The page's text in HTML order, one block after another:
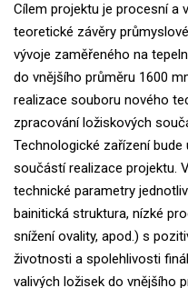
Cílem projektu je procesní a
teoretické závěry
vývoje zaměřeného na
do vnějšího průměru 1600
realizace souboru nového
zpracování ložiskových
Technologické zařízení
součástí realizace projektu.
technické parametry
bainitická struktura, nízké
snížení ovality, apod.) s
životnosti a spolehlivosti
valivých ložisek do vnějšího